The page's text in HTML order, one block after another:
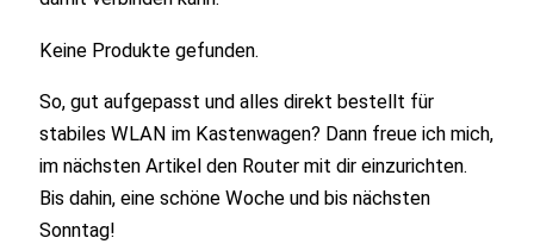
Keine Produkte gefunden.
So, gut aufgepasst und alles direkt bestellt für
stabiles WLAN im Kastenwagen? Dann freue ich mich,
im nächsten Artikel den Router mit dir einzurichten.
Bis dahin, eine schöne Woche und bis nächsten
Sonntag!